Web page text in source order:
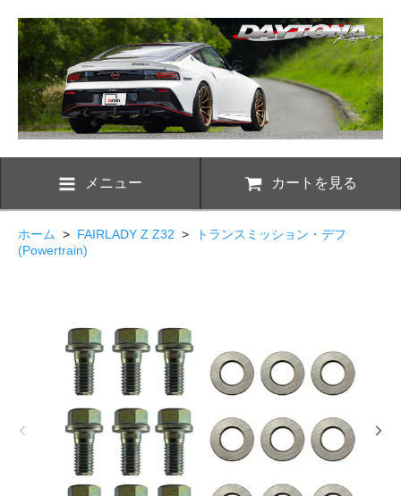
メニュー カートを見る
ホーム > FAIRLADY Z Z32 >
トランスミッション・デフ
(Powertrain)